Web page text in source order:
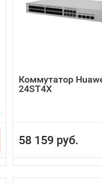
Коммутатор
24ST4X
58 159 руб.